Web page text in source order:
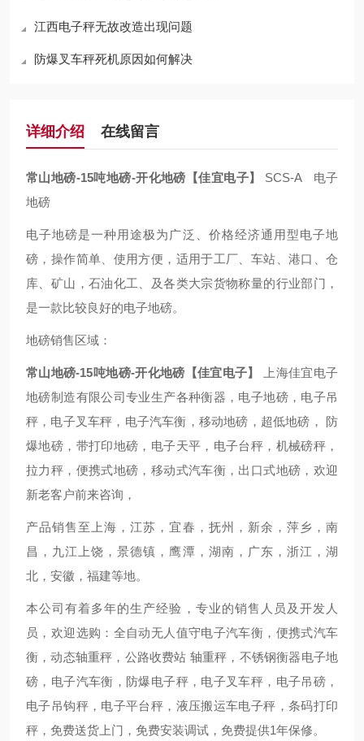
江西电子秤无故改造出现问题
防爆叉车秤死机原因如何解决
详细介绍 在线留言
常山地磅-15吨地磅-开化地磅【佳宜电子】 SCS-A 电子
地磅
电子地磅是一种用途极为广泛、价格经济通用型电子地
磅，操作简单、使用方便，适用于工厂、车站、港口、仓
库、矿山，石油化工、及各类大宗货物称量的行业部门，
是一款比较良好的电子地磅。
地磅销售区域：
常山地磅-15吨地磅-开化地磅【佳宜电子】
上海佳宜电子
地磅制造有限公司专业生产各种衡器，电子地磅，电子吊
秤，电子叉车秤，电子汽车衡，移动地磅，超低地磅， 防
爆地磅，带打印地磅，电子天平，电子台秤，机械磅秤，
拉力秤，便携式地磅，移动式汽车衡，出口式地磅，欢迎
新老客户前来咨询，
产品销售至上海，江苏，宜春，抚州，新余，萍乡，南
昌，九江上饶，景德镇，鹰潭，湖南，广东，浙江，湖
北，安徽，福建等地。
本公司有着多年的生产经验，专业的销售人员及开发人
员，欢迎选购：全自动无人值守电子汽车衡，便携式汽车
衡，动态轴重秤，公路收费站 轴重秤，不锈钢衡器电子地
磅，电子汽车衡，防爆电子秤，电子叉车秤，电子吊磅，
电子吊钩秤，电子平台秤，液压搬运车电子秤，条码打印
秤，免费送货上门，免费安装调试，免费提供1年保修。